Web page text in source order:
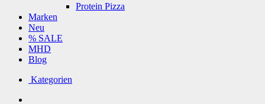
Protein Pizza
Marken
Neu
% SALE
MHD
Blog
Kategorien